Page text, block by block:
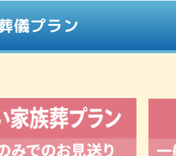
儀プラン